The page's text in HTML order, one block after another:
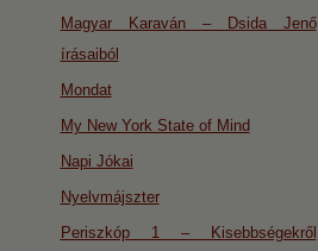
Magyar Karaván – Dsida Jenő
írásaiból
Mondat
My New York State of Mind
Napi Jókai
Nyelvmájszter
Periszkóp 1 – Kisebbségekről